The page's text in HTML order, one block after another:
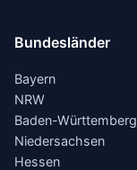
Bundesländer
Bayern
NRW
Baden-Württemberg
Niedersachsen
Hessen